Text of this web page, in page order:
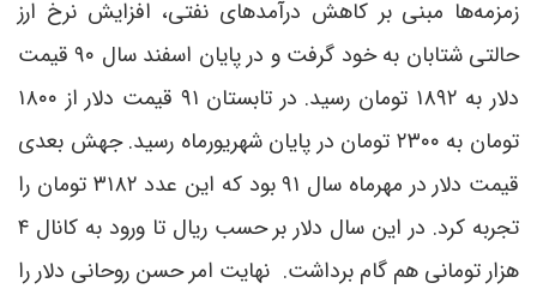
زمزمه‌ها مبنی بر کاهش درآمد‌های نفتی، افزایش نرخ ارز
حالتی شتابان به خود گرفت و در پایان اسفند سال ۹۰ قیمت
دلار به ۱۸۹۲ تومان رسید. در تابستان ۹۱ قیمت دلار از ۱۸۰۰
تومان به ۲۳۰۰ تومان در پایان شهریورماه رسید. جهش بعدی
قیمت دلار در مهرماه سال ۹۱ بود که این عدد ۳۱۸۲ تومان را
تجربه کرد. در این سال دلار بر حسب ریال تا ورود به کانال ۴
هزار تومانی هم گام برداشت. نهایت امر حسن روحانی دلار را